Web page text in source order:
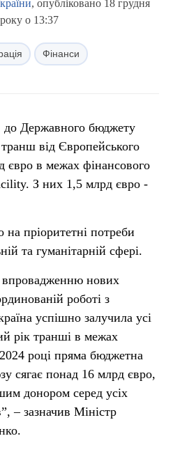
, опубліковано 18 грудня
о 13:37
Фінанси
до Державного бюджету
від Європейського
євро в межах фінансового
З них 1,5 млрд євро -
пріоритетні потреби
та гуманітарній сфері.
впровадженню нових
роботі з
успішно залучила усі
рік транші в межах
році пряма бюджетна
сягає понад 16 млрд євро,
донором серед усіх
– зазначив Міністр